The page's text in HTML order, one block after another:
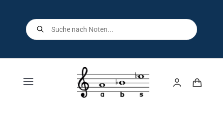
content
Products
search
Toggle